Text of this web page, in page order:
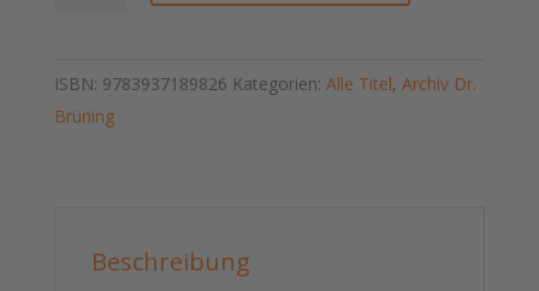
auf
der
zwischen
ISBN: 9783937189826 Kategorien: Alle Titel, Archiv Dr.
Brüning
Beschreibung